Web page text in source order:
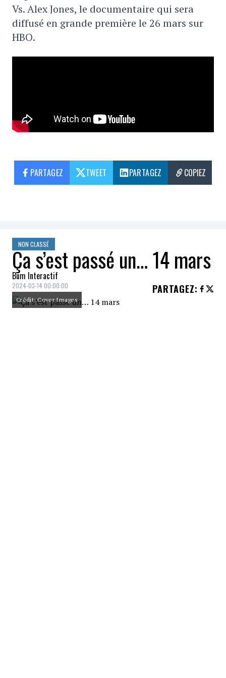
Vs. Alex Jones, le documentaire qui sera
diffusé en grande première le 26 mars sur
HBO.
PARTAGEZ TWEET PARTAGEZ COPIEZ
NON CLASSÉ
Ça s’est passé un… 14 mars
Bum Interactif
2024-03-14 00:00:00 PARTAGEZ:
Crédit: Cover Images